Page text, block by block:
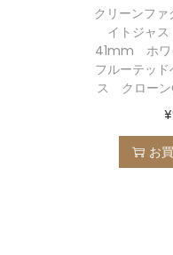
クリーンフ
イトジャ
41mm ホワ
フルーテッ
ス クローン
¥
お